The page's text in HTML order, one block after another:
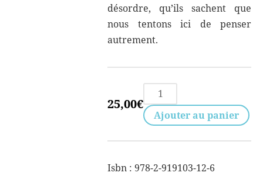
désordre, qu’ils sachent que
nous tentons ici de penser
autrement.
25,00€
quantité
de
Sole
medere
ede
Ajouter au panier
Isbn : 978-2-919103-12-6